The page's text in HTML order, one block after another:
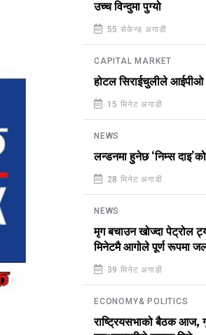
उच्च विन्दुमा पुग्यो
55 सेकेन्ड अगाडी
CAPITAL MARKET
होटल सिराईचुलीले आईपीओ
15 मिनेट अगाडी
NEWS
लन्डनमा हुनेछ ‘निम्स
28 मिनेट अगाडी
NEWS
मृग बचाउन खोज्दा पेट्रोल
मिनेटमै आगोले पूर्ण रूपमा
39 मिनेट अगाडी
ECONOMY& POLITICS
राष्ट्रियसभाको बैठक आज,